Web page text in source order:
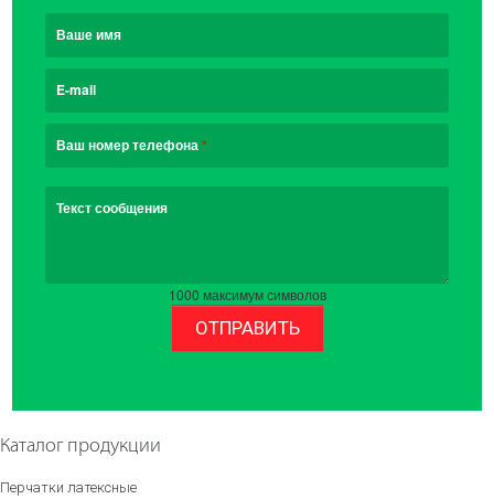
Ваше имя
E-mail
Ваш номер телефона*
Текст сообщения
1000 максимум символов
ОТПРАВИТЬ
Каталог продукции
Перчатки латексные